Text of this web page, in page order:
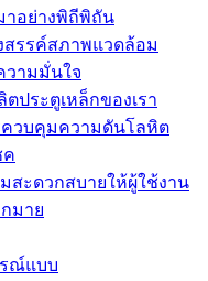
าอย่างพิถีพิถัน
รรค์สภาพแวดล้อม
วามมั่นใจ
ประตูเหล็กของเรา
ควบคุมความดันโลหิต
ค
สะดวกสบายให้ผู้ใช้งาน
มาย
รณ์แบบ